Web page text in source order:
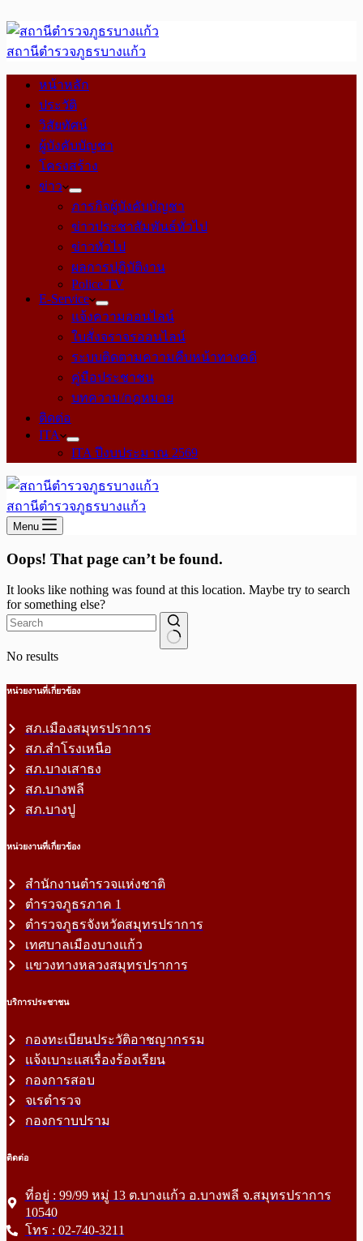
สถานีตำรวจภูธรบางแก้ว
หน้าหลัก
ประวัติ
วิสัยทัศน์
ผู้บังคับบัญชา
โครงสร้าง
ข่าว
ภารกิจผู้บังคับบัญชา
ข่าวประชาสัมพันธ์ทั่วไป
ข่าวทั่วไป
ผลการปฏิบัติงาน
Police TV
E-Service
แจ้งความออนไลน์
ใบสั่งจราจรออนไลน์
ระบบติดตามความคืบหน้าทางคดี
คู่มือประชาชน
บทความ/กฎหมาย
ติดต่อ
ITA
ITA ปีงบประมาณ 2569
สถานีตำรวจภูธรบางแก้ว
Menu
Oops! That page can’t be found.
It looks like nothing was found at this location. Maybe try to search
for something else?
No results
หน่วยงานที่เกี่ยวข้อง
สภ.เมืองสมุทรปราการ
สภ.สำโรงเหนือ
สภ.บางเสาธง
สภ.บางพลี
สภ.บางปู
หน่วยงานที่เกี่ยวข้อง
สำนักงานตำรวจแห่งชาติ
ตำรวจภูธรภาค 1
ตำรวจภูธรจังหวัดสมุทรปราการ
เทศบาลเมืองบางแก้ว
แขวงทางหลวงสมุทรปราการ
บริการประชาชน
กองทะเบียนประวัติอาชญากรรม
แจ้งเบาะแสเรื่องร้องเรียน
กองการสอบ
จเรตำรวจ
กองกราบปราม
ติดต่อ
ที่อยู่ : 99/99 หมู่ 13 ต.บางแก้ว อ.บางพลี จ.สมุทรปราการ
10540
โทร : 02-740-3211